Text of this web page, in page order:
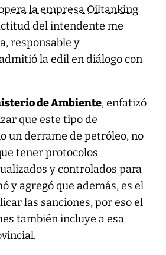
la empresa Oiltanking
del intendente me
responsable y
la edil en diálogo con
de Ambiente, enfatizó
que este tipo de
un derrame de petróleo, no
tener protocolos
y controlados para
y agregó que además, es el
las sanciones, por eso el
también incluye a esa